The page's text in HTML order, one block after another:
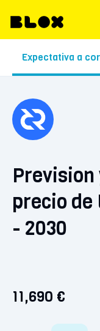
Expectativa a
precio de
- 2030
11,690 €